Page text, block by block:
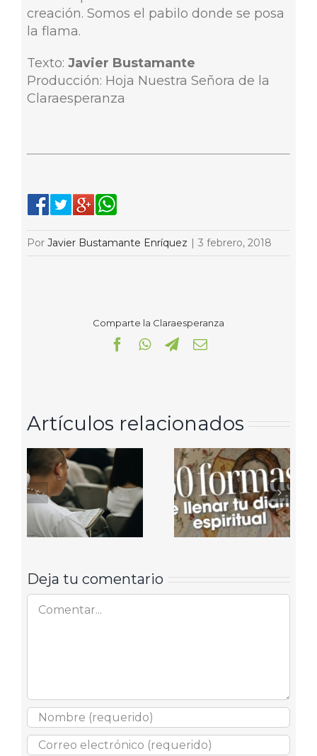
creación. Somos el pabilo donde se posa
la flama.
Texto: Javier Bustamante
Producción: Hoja Nuestra Señora de la
Claraesperanza
Por Javier Bustamante Enríquez | 3 febrero, 2018
Comparte la Claraesperanza
Facebook
WhatsApp
Telegram
Correo
Artículos relacionados
Deja tu comentario
Comentar